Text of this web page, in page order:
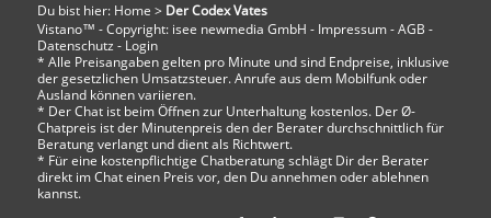
Du bist hier: Home > Der Codex Vates
Vistano™ - Copyright: isee newmedia GmbH - Impressum-AGB -
Datenschutz - Login
* Alle Preisangaben gelten pro Minute und sind Endpreise, inklusive
der gesetzlichen Umsatzsteuer. Anrufe aus dem Mobilfunk oder
Ausland können variieren.
* Der Chat ist beim Öffnen zur Unterhaltung kostenlos. Der Ø-
Chatpreis ist der Minutenpreis den der Berater durchschnittlich für
Beratung verlangt und dient als Richtwert.
* Für eine kostenpflichtige Chatberatung schlägt Dir der Berater
direkt im Chat einen Preis vor, den Du annehmen oder ablehnen
kannst.